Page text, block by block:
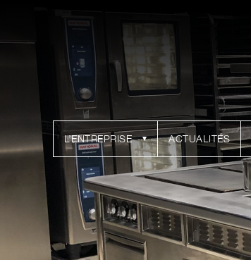
L’ENTREPRISE ACTUALITÉS